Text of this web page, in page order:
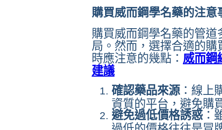
購買威而鋼學名藥的注意
購買威而鋼學名藥的管
局。然而，選擇合適的
時應注意的幾點： 威而鋼
建議
確認藥品來源 ：線上
資質的平台，避免購
避免過低價格誘惑：